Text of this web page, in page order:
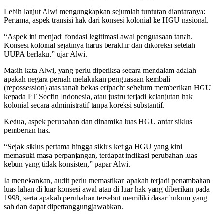
Lebih lanjut Alwi mengungkapkan sejumlah tuntutan diantaranya:
Pertama, aspek transisi hak dari konsesi kolonial ke HGU nasional.
“Aspek ini menjadi fondasi legitimasi awal penguasaan tanah.
Konsesi kolonial sejatinya harus berakhir dan dikoreksi setelah
UUPA berlaku,” ujar Alwi.
Masih kata Alwi, yang perlu diperiksa secara mendalam adalah
apakah negara pernah melakukan penguasaan kembali
(repossession) atas tanah bekas erfpacht sebelum memberikan HGU
kepada PT Socfin Indonesia, atau justru terjadi kelanjutan hak
kolonial secara administratif tanpa koreksi substantif.
Kedua, aspek perubahan dan dinamika luas HGU antar siklus
pemberian hak.
“Sejak siklus pertama hingga siklus ketiga HGU yang kini
memasuki masa perpanjangan, terdapat indikasi perubahan luas
kebun yang tidak konsisten,” papar Alwi.
Ia menekankan, audit perlu memastikan apakah terjadi penambahan
luas lahan di luar konsesi awal atau di luar hak yang diberikan pada
1998, serta apakah perubahan tersebut memiliki dasar hukum yang
sah dan dapat dipertanggungjawabkan.